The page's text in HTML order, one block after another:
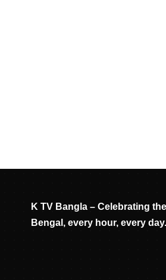
K TV Bangla – Celebrating
Bengal, every hour, every day.